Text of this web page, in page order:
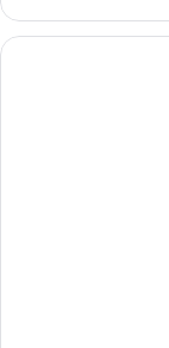
chambres
Suite
présidentielle,
2